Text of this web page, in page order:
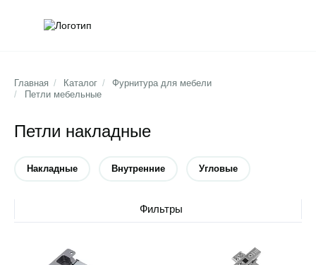
Главная / Каталог /
Фурнитура для мебели
/
Петли мебельные
Петли накладные
Накладные Убрать типВнутренние Убрать типУгловые
Фильтры